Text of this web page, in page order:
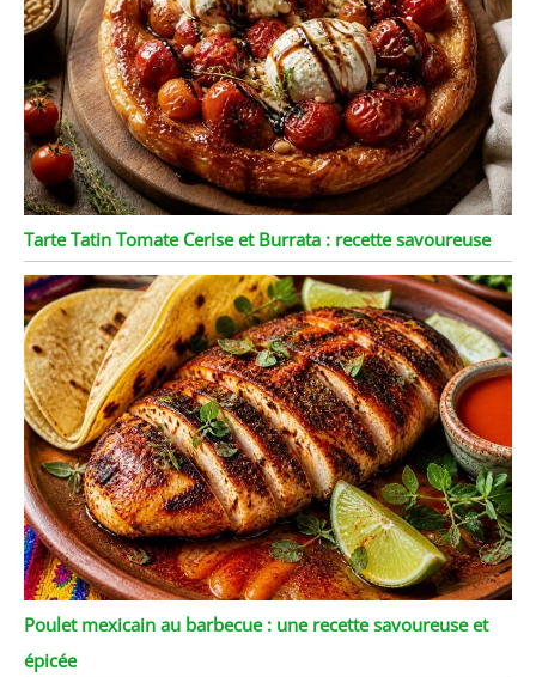
Tarte Tatin Tomate Cerise et Burrata : recette savoureuse
Poulet mexicain au barbecue : une recette savoureuse et
épicée